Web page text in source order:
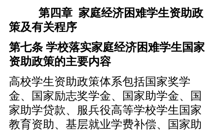
第四章 家庭经济困难学生资助政
策及有关程序
第七条 学校落实家庭经济困难学生国家
资助政策的主要内容
高校学生资助政策体系包括国家奖学
金、国家励志奖学金、国家助学金、国
家助学贷款、服兵役高等学校学生国家
教育资助、基层就业学费补偿、国家助